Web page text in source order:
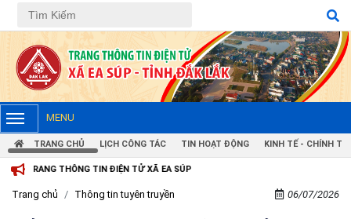
MENU
TRANG CHỦ LỊCH CÔNG TÁC TIN HOẠT ĐỘNG KINH TẾ - CHÍNH TRỊ
THÔNG TIN ĐIỆN TỬ XÃ EA SÚP
Trang chủ Thông tin tuyên truyền 06/07/2026